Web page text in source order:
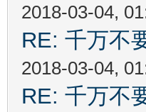
2018-03-04,
RE: 千万不
2018-03-04,
RE: 千万不